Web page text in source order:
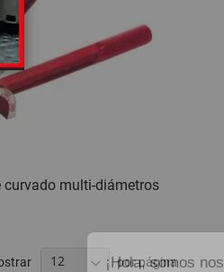
curvado multi-diámetros
por página